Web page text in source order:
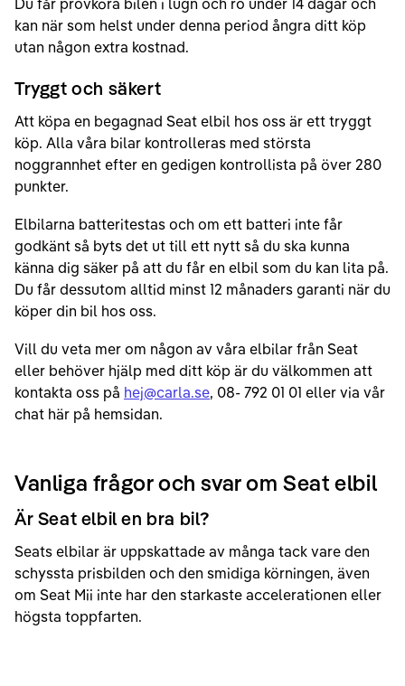
Du får provköra bilen i lugn och ro under 14 dagar och
kan när som helst under denna period ångra ditt köp
utan någon extra kostnad.
Tryggt och säkert
Att köpa en begagnad Seat elbil hos oss är ett tryggt
köp. Alla våra bilar kontrolleras med största
noggrannhet efter en gedigen kontrollista på över 280
punkter.
Elbilarna batteritestas och om ett batteri inte får
godkänt så byts det ut till ett nytt så du ska kunna
känna dig säker på att du får en elbil som du kan lita på.
Du får dessutom alltid minst 12 månaders garanti när du
köper din bil hos oss.
Vill du veta mer om någon av våra elbilar från Seat
eller behöver hjälp med ditt köp är du välkommen att
kontakta oss på hej@carla.se, 08- 792 01 01 eller via vår
chat här på hemsidan.
Vanliga frågor och svar om Seat elbil
Är Seat elbil en bra bil?
Seats elbilar är uppskattade av många tack vare den
schyssta prisbilden och den smidiga körningen, även
om Seat Mii inte har den starkaste accelerationen eller
högsta toppfarten.